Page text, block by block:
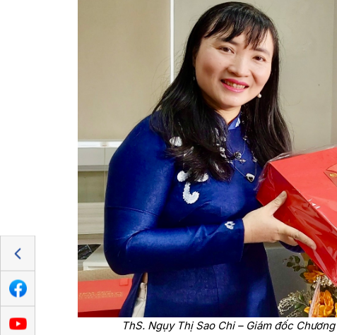
ThS. Ngụy Thị Sao Chi – Giám đốc